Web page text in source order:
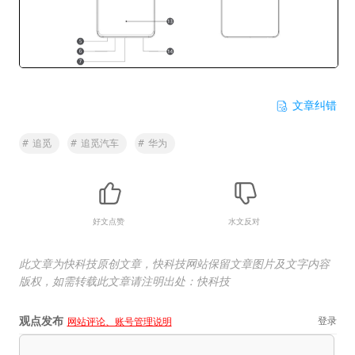
文章纠错
# 追觅 # 追觅汽车 # 华为
好文点赞 水文反对
此文章为快科技原创文章，快科技网站保留文章图片及文字内容
版权，如需转载此文章请注明出处：快科技
观点发布 网站评论、账号管理说明 登录